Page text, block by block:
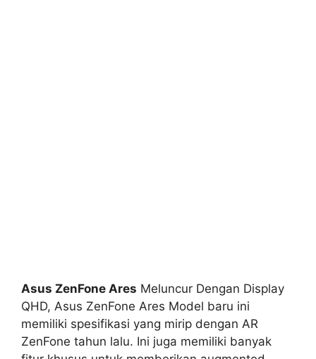
Asus ZenFone Ares Meluncur Dengan Display
QHD, Asus ZenFone Ares Model baru ini
memiliki spesifikasi yang mirip dengan AR
ZenFone tahun lalu. Ini juga memiliki banyak